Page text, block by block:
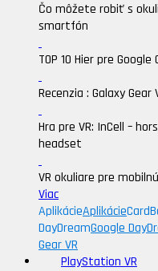
Čo môžete robiť s
smartfón
TOP 10 Hier pre
Recenzia : Galaxy
Hra pre VR: InCell –
headset
VR okuliare pre
Viac
AplikácieAplikácie
DayDreamGoogle
Gear VR
PlayStation VR